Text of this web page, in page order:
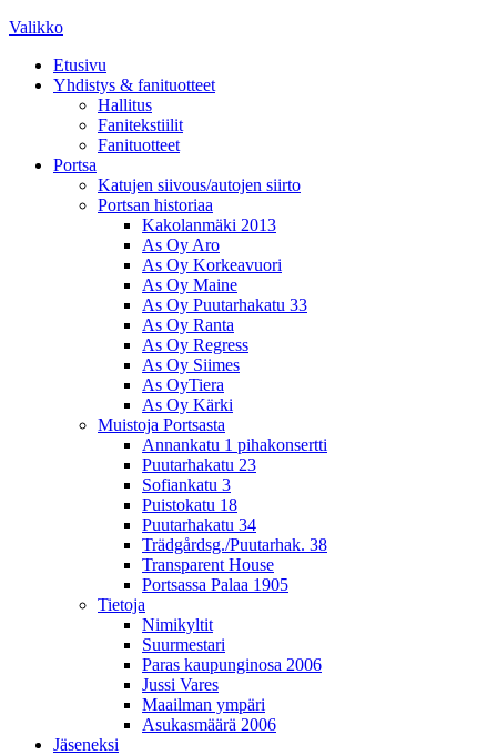
Valikko
Etusivu
Yhdistys & fanituotteet
Hallitus
Fanitekstiilit
Fanituotteet
Portsa
Katujen siivous/autojen siirto
Portsan historiaa
Kakolanmäki 2013
As Oy Aro
As Oy Korkeavuori
As Oy Maine
As Oy Puutarhakatu 33
As Oy Ranta
As Oy Regress
As Oy Siimes
As OyTiera
As Oy Kärki
Muistoja Portsasta
Annankatu 1 pihakonsertti
Puutarhakatu 23
Sofiankatu 3
Puistokatu 18
Puutarhakatu 34
Trädgårdsg./Puutarhak. 38
Transparent House
Portsassa Palaa 1905
Tietoja
Nimikyltit
Suurmestari
Paras kaupunginosa 2006
Jussi Vares
Maailman ympäri
Asukasmäärä 2006
Jäseneksi